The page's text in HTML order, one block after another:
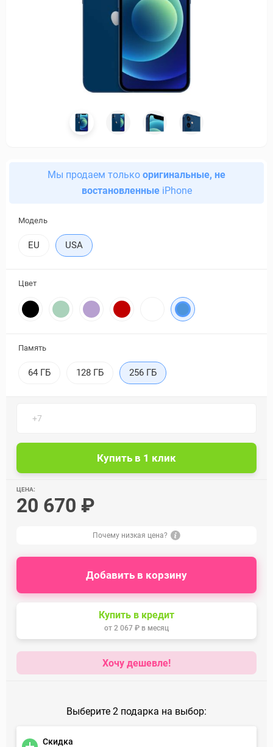
Мы продаем только оригинальные, не
востановленныеiPhone
Модель
EU USA
Цвет
Память
64 ГБ 128 ГБ 256 ГБ
ЦЕНА:
20 670 ₽
Почему низкая цена?
Добавить в корзину
Купить в кредит
от 2 067 ₽ в месяц
Хочу дешевле!
Выберите 2 подарка на выбор:
Скидка